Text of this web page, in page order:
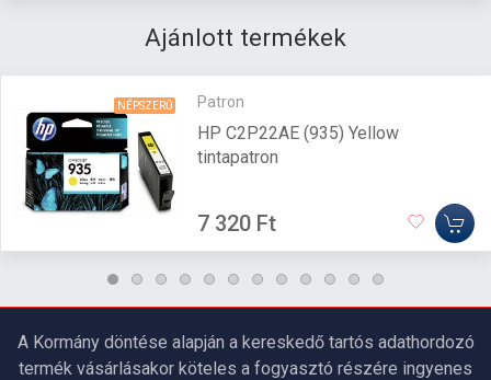
Ajánlott termékek
NÉPSZERŰ Patron
HP C2P22AE (935) Yellow
tintapatron
7 320 Ft
A Kormány döntése alapján a kereskedő tartós adathordozó
termék vásárlásakor köteles a fogyasztó részére ingyenes